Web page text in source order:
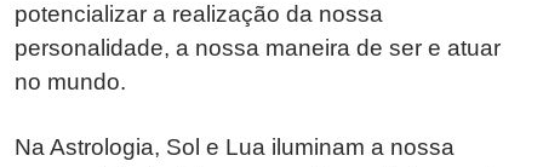
potencializar a realização da nossa
personalidade, a nossa maneira de ser e atuar
no mundo.
Na Astrologia, Sol e Lua iluminam a nossa